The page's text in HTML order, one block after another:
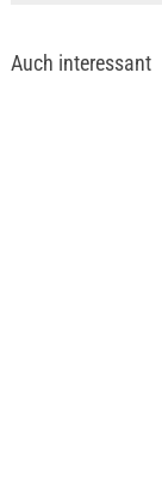
Auch interessant